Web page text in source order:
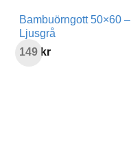
Bambuörngott 50×60 –
Ljusgrå
149 kr